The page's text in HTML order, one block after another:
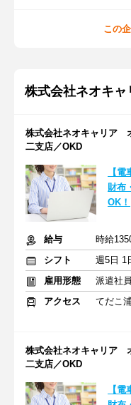
この
株式会社ネオキ
株式会社ネオキャリア
二支店／OKD
【
財布
OK！
給与
時給
シフト
週5日 1
雇用形態
派遣社員
アクセス
てだこ
株式会社ネオキャリア
二支店／OKD
【